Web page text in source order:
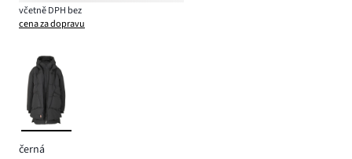
včetně DPH bez
cena za dopravu
černá